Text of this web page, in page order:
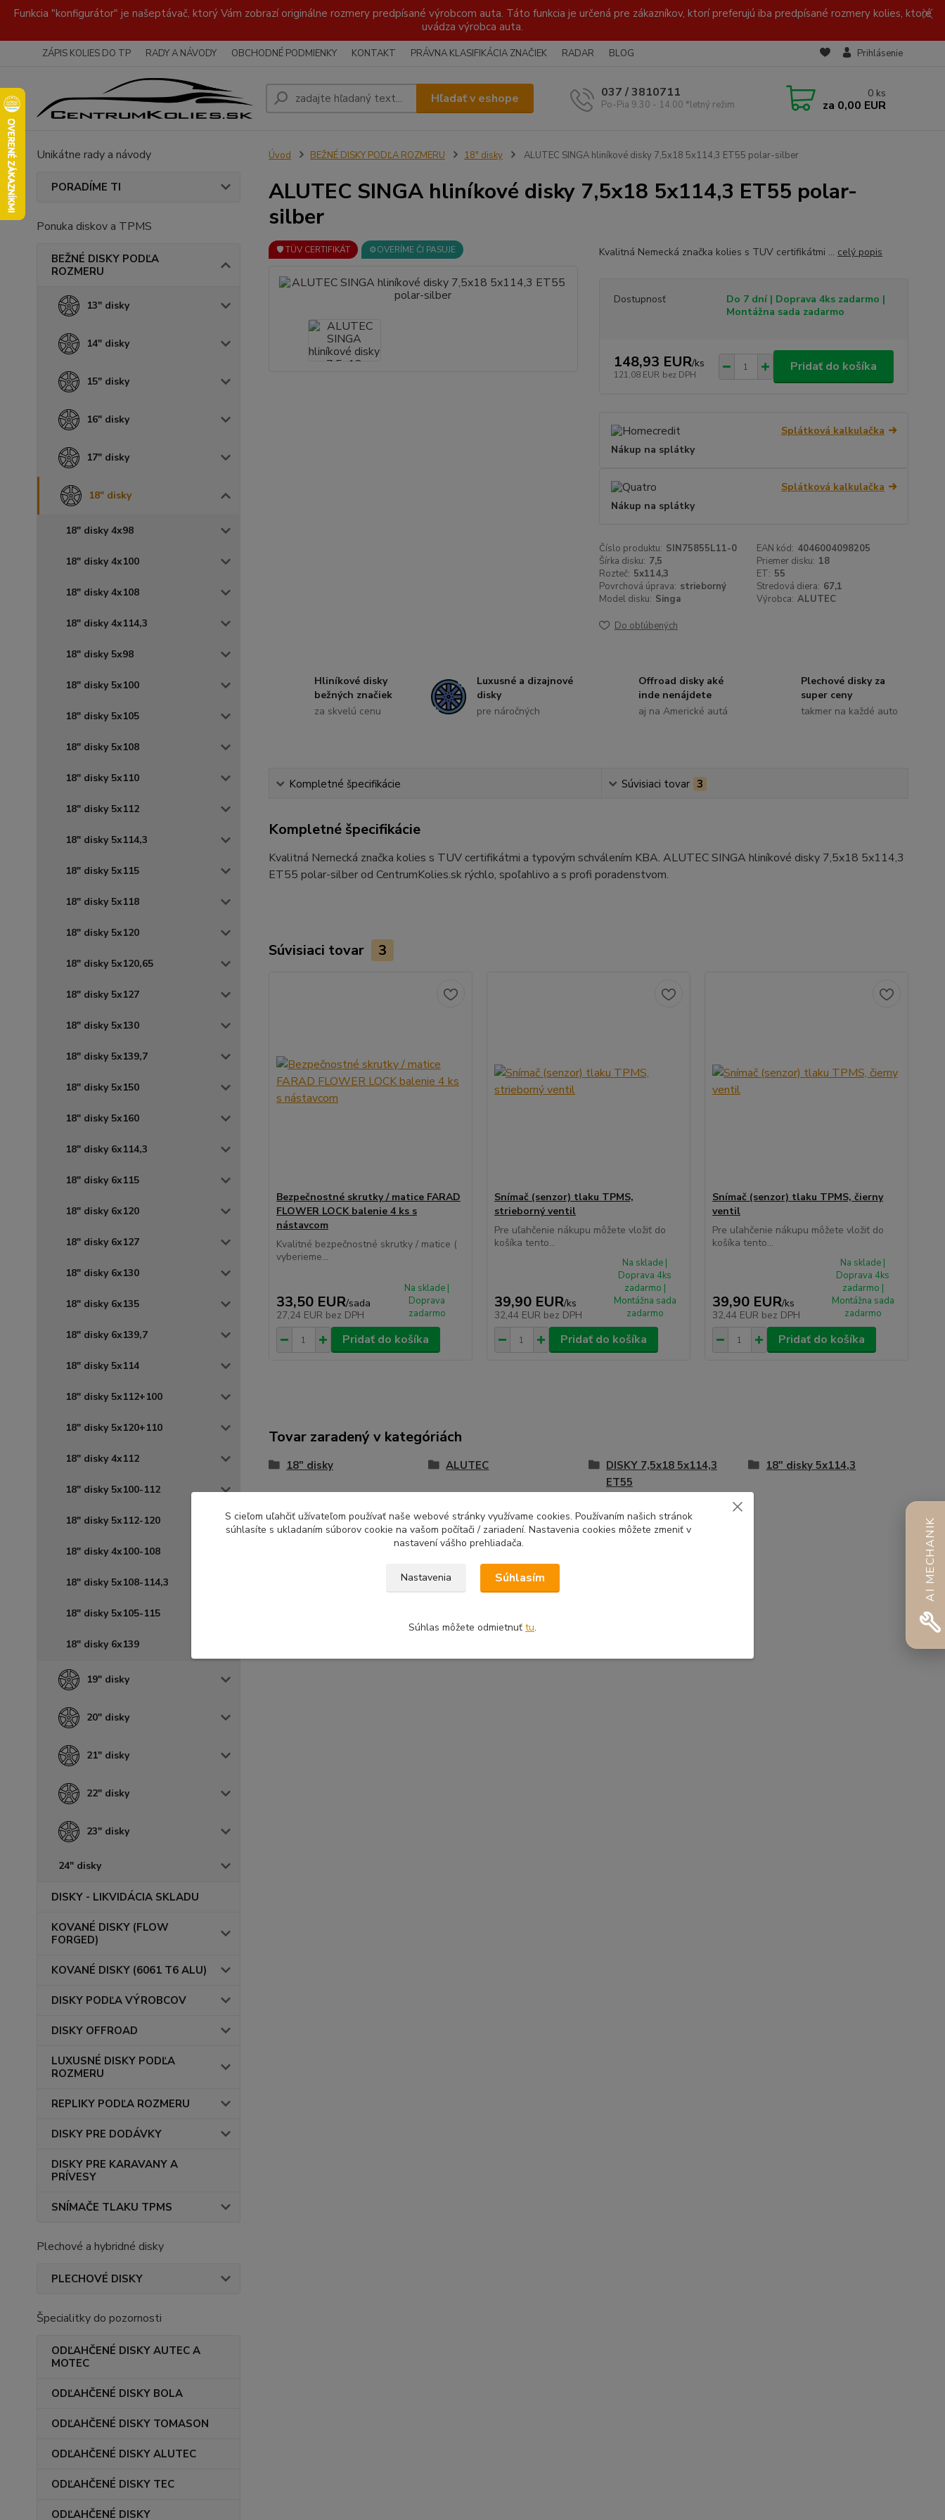
Funkcia "konfigurátor" je našeptávač, ktorý Vám zobrazí originálne rozmery predpísané výrobcom auta. Táto funkcia je určená pre zákazníkov, ktorí preferujú iba predpísané rozmery kolies, ktoré
uvádza výrobca auta.
ZÁPIS KOLIES DO TP RADY A NÁVODY OBCHODNÉ PODMIENKY KONTAKT PRÁVNA KLASIFIKÁCIA ZNAČIEK RADAR BLOG Prihlásenie
Hľadať v eshope 037 / 3810711
Po-Pia 9.30 - 14.00 *letný režim
0 ks
za 0,00 EUR
Unikátne rady a návody
PORADÍME TI
Ponuka diskov a TPMS
BEŽNÉ DISKY PODĽA
ROZMERU
13" disky
14" disky
15" disky
16" disky
17" disky
18" disky
18" disky 4x98
18" disky 4x100
18" disky 4x108
18" disky 4x114,3
18" disky 5x98
18" disky 5x100
18" disky 5x105
18" disky 5x108
18" disky 5x110
18" disky 5x112
18" disky 5x114,3
18" disky 5x115
18" disky 5x118
18" disky 5x120
18" disky 5x120,65
18" disky 5x127
18" disky 5x130
18" disky 5x139,7
18" disky 5x150
18" disky 5x160
18" disky 6x114,3
18" disky 6x115
18" disky 6x120
18" disky 6x127
18" disky 6x130
18" disky 6x135
18" disky 6x139,7
18" disky 5x114
18" disky 5x112+100
18" disky 5x120+110
18" disky 4x112
18" disky 5x100-112
18" disky 5x112-120
18" disky 4x100-108
18" disky 5x108-114,3
18" disky 5x105-115
18" disky 6x139
19" disky
20" disky
21" disky
22" disky
23" disky
24" disky
DISKY - LIKVIDÁCIA SKLADU
KOVANÉ DISKY (FLOW
FORGED)
KOVANÉ DISKY (6061 T6 ALU)
DISKY PODĽA VÝROBCOV
DISKY OFFROAD
LUXUSNÉ DISKY PODĽA
ROZMERU
REPLIKY PODĽA ROZMERU
DISKY PRE DODÁVKY
DISKY PRE KARAVANY A
PRÍVESY
SNÍMAČE TLAKU TPMS
Plechové a hybridné disky
PLECHOVÉ DISKY
Špecialitky do pozornosti
ODĽAHČENÉ DISKY AUTEC A
MOTEC
ODĽAHČENÉ DISKY BOLA
ODĽAHČENÉ DISKY TOMASON
ODĽAHČENÉ DISKY ALUTEC
ODĽAHČENÉ DISKY TEC
ODĽAHČENÉ DISKY
Úvod BEŽNÉ DISKY PODĽA ROZMERU 18" disky ALUTEC SINGA hliníkové disky 7,5x18 5x114,3 ET55 polar-silber
ALUTEC SINGA hliníkové disky 7,5x18 5x114,3 ET55 polar-
silber
🛡️ TÜV CERTIFIKÁT ⚙️OVERÍME ČI PASUJE Kvalitná Nemecká značka kolies s TUV certifikátmi ... celý popis
Dostupnosť
Do 7 dní | Doprava 4ks zadarmo |
Montážna sada zadarmo
148,93 EUR/ks
121,08 EUR bez DPH
Pridať do košíka
Splátková kalkulačka
Nákup na splátky
Splátková kalkulačka
Nákup na splátky
Číslo produktu: SIN75855L11-0 EAN kód: 4046004098205
Šírka disku: 7,5 Priemer disku: 18
Rozteč: 5x114,3 ET: 55
Povrchová úprava: strieborný Stredová diera: 67,1
Model disku: Singa Výrobca: ALUTEC
Do obľúbených
Hliníkové disky
bežných značiek
za skvelú cenu
Luxusné a dizajnové
disky
pre náročných
Offroad disky aké
inde nenájdete
aj na Americké autá
Plechové disky za
super ceny
takmer na každé auto
Kompletné špecifikácie Súvisiaci tovar 3
Kompletné špecifikácie
Kvalitná Nemecká značka kolies s TUV certifikátmi a typovým schválením KBA. ALUTEC SINGA hliníkové disky 7,5x18 5x114,3
ET55 polar-silber od CentrumKolies.sk rýchlo, spoľahlivo a s profi poradenstvom.
Súvisiaci tovar 3
Bezpečnostné skrutky / matice FARAD
FLOWER LOCK balenie 4 ks s
nástavcom
Kvalitné bezpečnostné skrutky / matice (
vyberieme...
33,50 EUR/sada
27,24 EUR bez DPH
Na sklade |
Doprava
zadarmo
Pridať do košíka
Snímač (senzor) tlaku TPMS,
strieborný ventil
Pre uľahčenie nákupu môžete vložiť do
košíka tento...
39,90 EUR/ks
32,44 EUR bez DPH
Na sklade |
Doprava 4ks
zadarmo |
Montážna sada
zadarmo
Pridať do košíka
Snímač (senzor) tlaku TPMS, čierny
ventil
Pre uľahčenie nákupu môžete vložiť do
košíka tento...
39,90 EUR/ks
32,44 EUR bez DPH
Na sklade |
Doprava 4ks
zadarmo |
Montážna sada
zadarmo
Pridať do košíka
Tovar zaradený v kategóriách
18" disky ALUTEC
DISKY 7,5x18 5x114,3
ET55
18" disky 5x114,3
AI MECHANIK
S cieľom uľahčiť užívateľom používať naše webové stránky využívame cookies. Používaním našich stránok
súhlasíte s ukladaním súborov cookie na vašom počítači / zariadení. Nastavenia cookies môžete zmeniť v
nastavení vášho prehliadača.
Nastavenia Súhlasím
Súhlas môžete odmietnuť tu.